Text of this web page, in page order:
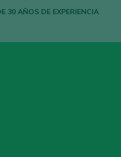
30 AÑOS DE EXPERIENCIA